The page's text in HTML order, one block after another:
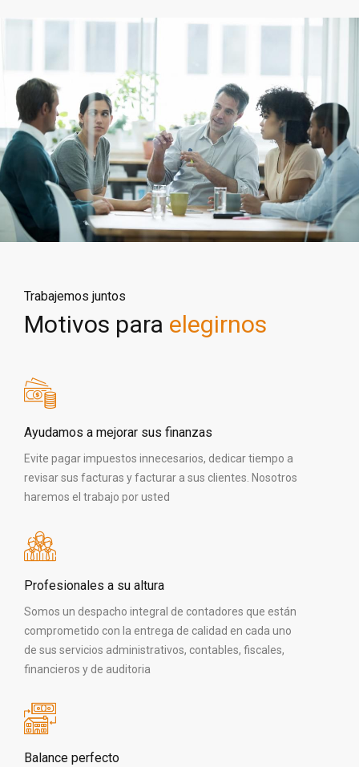
Trabajemos juntos
Motivos para elegirnos
Ayudamos a mejorar sus finanzas
Evite pagar impuestos innecesarios, dedicar tiempo a
revisar sus facturas y facturar a sus clientes. Nosotros
haremos el trabajo por usted
Profesionales a su altura
Somos un despacho integral de contadores que están
comprometido con la entrega de calidad en cada uno
de sus servicios administrativos, contables, fiscales,
financieros y de auditoria
Balance perfecto